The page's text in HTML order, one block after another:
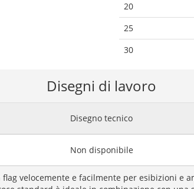
20
25
30
Disegni di lavoro
Disegno tecnico
Non disponibile
velocemente e facilmente per esibizioni e